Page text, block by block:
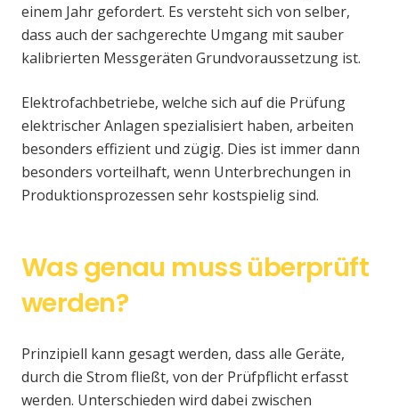
einem Jahr gefordert. Es versteht sich von selber,
dass auch der sachgerechte Umgang mit sauber
kalibrierten Messgeräten Grundvoraussetzung ist.
Elektrofachbetriebe, welche sich auf die Prüfung
elektrischer Anlagen spezialisiert haben, arbeiten
besonders effizient und zügig. Dies ist immer dann
besonders vorteilhaft, wenn Unterbrechungen in
Produktionsprozessen sehr kostspielig sind.
Was genau muss überprüft
werden?
Prinzipiell kann gesagt werden, dass alle Geräte,
durch die Strom fließt, von der Prüfpflicht erfasst
werden. Unterschieden wird dabei zwischen